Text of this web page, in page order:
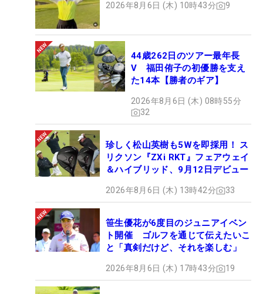
2026年8月6日 (木) 10時43分 9
44歳262日のツアー最年長
V 福田侑子の初優勝を支え
た14本【勝者のギア】
2026年8月6日 (木) 08時55分
32
珍しく松山英樹も5Wを即採用！ ス
リクソン『ZXi RKT』フェアウェイ
＆ハイブリッド、9月12日デビュー
2026年8月6日 (木) 13時42分 33
笹生優花が6度目のジュニアイベン
ト開催 ゴルフを通じて伝えたいこ
と「真剣だけど、それを楽しむ」
2026年8月6日 (木) 17時43分 19